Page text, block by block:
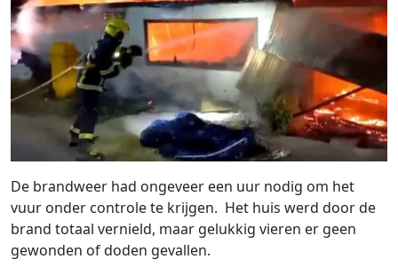
De brandweer had ongeveer een uur nodig om het
vuur onder controle te krijgen. Het huis werd door de
brand totaal vernield, maar gelukkig vieren er geen
gewonden of doden gevallen.